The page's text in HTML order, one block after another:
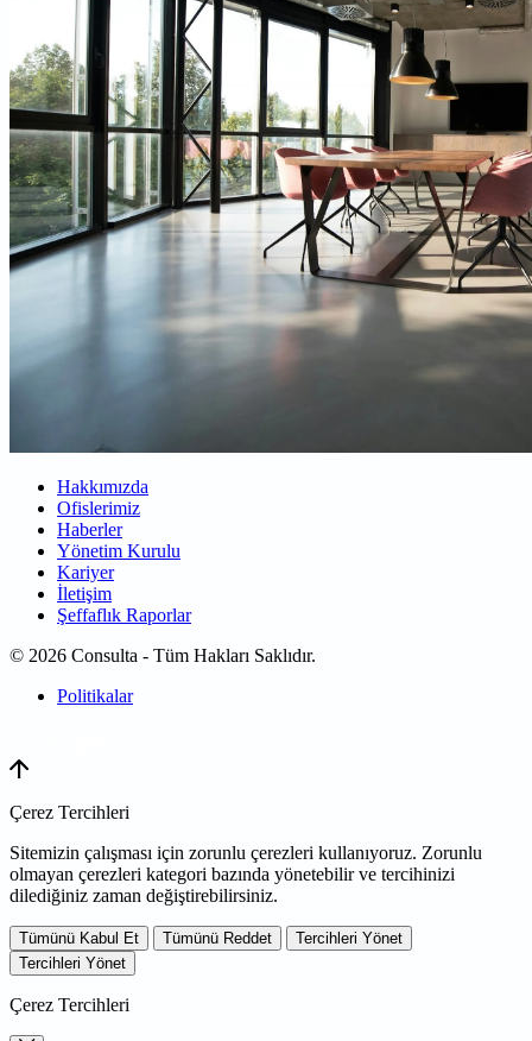
Hakkımızda
Ofislerimiz
Haberler
Yönetim Kurulu
Kariyer
İletişim
Şeffaflık Raporlar
© 2026 Consulta - Tüm Hakları Saklıdır.
Politikalar
Çerez Tercihleri
Sitemizin çalışması için zorunlu çerezleri kullanıyoruz. Zorunlu
olmayan çerezleri kategori bazında yönetebilir ve tercihinizi
dilediğiniz zaman değiştirebilirsiniz.
Tümünü Kabul Et Tümünü Reddet
Tercihleri Yönet
Tercihleri Yönet
Çerez Tercihleri